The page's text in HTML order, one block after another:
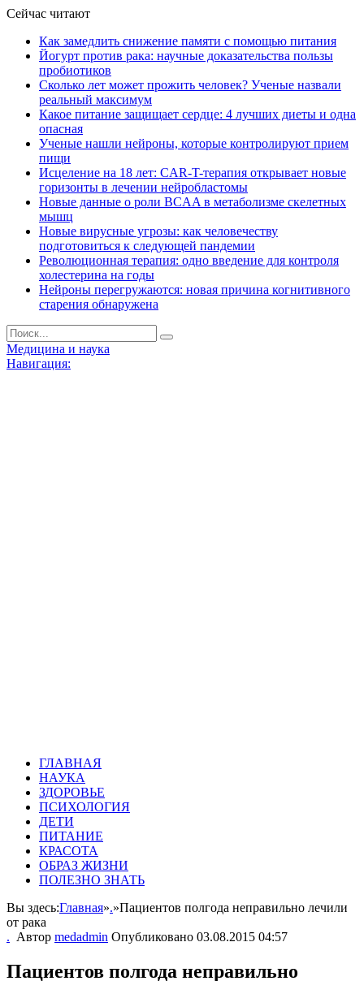
Сейчас читают
Как замедлить снижение памяти с помощью питания
Йогурт против рака: научные доказательства пользы
пробиотиков
Сколько лет может прожить человек? Ученые назвали
реальный максимум
Какое питание защищает сердце: 4 лучших диеты и одна
опасная
Ученые нашли нейроны, которые контролируют прием
пищи
Исцеление на 18 лет: CAR-T-терапия открывает новые
горизонты в лечении нейробластомы
Новые данные о роли BCAA в метаболизме скелетных
мышц
Новые вирусные угрозы: как человечеству
подготовиться к следующей пандемии
Революционная терапия: одно введение для контроля
холестерина на годы
Нейроны перегружаются: новая причина когнитивного
старения обнаружена
Медицина и наука
Навигация:
ГЛАВНАЯ
НАУКА
ЗДОРОВЬЕ
ПСИХОЛОГИЯ
ДЕТИ
ПИТАНИЕ
КРАСОТА
ОБРАЗ ЖИЗНИ
ПОЛЕЗНО ЗНАТЬ
Вы здесь:Главная».»Пациентов полгода неправильно лечили
от рака
. Автор medadmin Опубликовано 03.08.2015 04:57
Пациентов полгода неправильно